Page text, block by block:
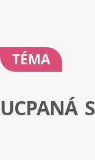
TÉMA
UCPANÁ